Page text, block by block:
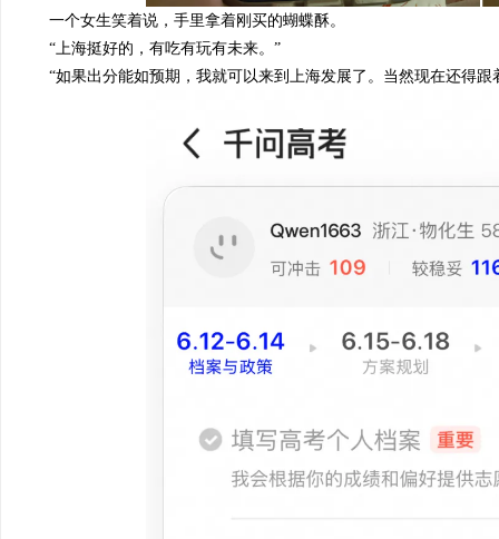
一个女生笑着说，手里拿着刚买的蝴蝶酥。
“上海挺好的，有吃有玩有未来。”
“如果出分能如预期，我就可以来到 上海发展了。 当然现在还得跟